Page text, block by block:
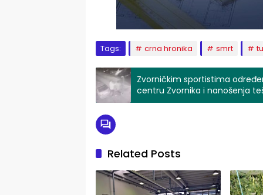
Tags: crna hronika smrt
Zvorničkim sportistima
centru Zvornika i nanošenja
Related Posts